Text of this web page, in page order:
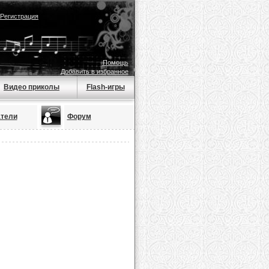
Регистрация
Помощь
Добавить в избранное
Видео приколы Flash-игры
Форум